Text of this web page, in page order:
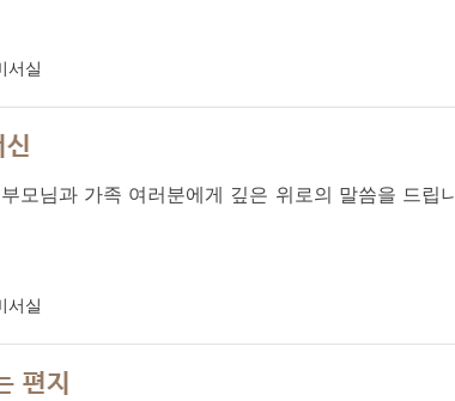
서실
모님과 가족 여러분에게 깊은 위로의 말씀을 드립니
서실
편지